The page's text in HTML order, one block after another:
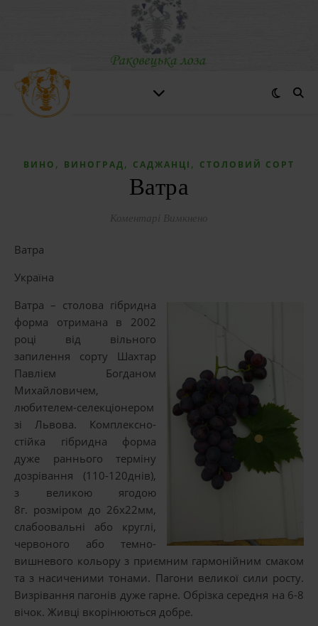
ВИНО , ВИНОГРАД, САДЖАНЦІ , СТОЛОВИЙ СОРТ
Ватра
Коментарі Вимкнено
Ватра
Україна
Ватра – столова гібридна
форма отримана в 2002
році від вільного
запилення сорту Шахтар
Павлієм Богданом
Михайловичем,
любителем-селекціонером
зі Львова. Комплексно-
стійка гібридна форма
дуже раннього терміну
дозрівання (110-120днів),
з великою ягодою
8г. розміром до 26х22мм,
слабоовальні або круглі,
червоного або темно-
вишневого кольору з приємним гармонійним смаком
та з насиченими тонами. Пагони великої сили росту.
Визрівання пагонів дуже гарне. Обрізка середня на 6-8
вічок. Живці вкорінюються добре.